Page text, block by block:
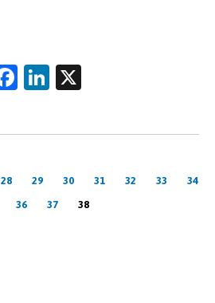
Fa
b
k
Li
k
dI
n
28 29 30 31 32 33
34
36 37 38